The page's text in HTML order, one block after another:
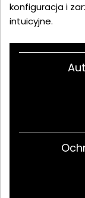
konfiguracja i
intuicyjne.